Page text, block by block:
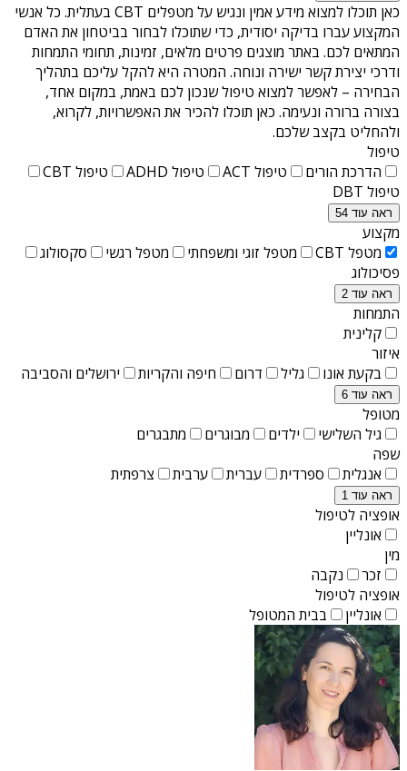
כאן תוכלו למצוא מידע אמין ונגיש על מטפלים CBT בעתלית
. כל אנשי
המקצוע עברו בדיקה יסודית, כדי שתוכלו לבחור בביטחון את האדם
המתאים לכם. באתר מוצגים פרטים מלאים, זמינות, תחומי התמחות
ודרכי יצירת קשר ישירה ונוחה. המטרה היא להקל עליכם בתהליך
הבחירה – לאפשר למצוא טיפול שנכון לכם באמת, במקום אחד,
בצורה ברורה ונעימה. כאן תוכלו להכיר את האפשרויות, לקרוא,
ולהחליט בקצב שלכם.
טיפול
הדרכת הורים
טיפול ACT טיפול ADHD
טיפול CBT
טיפול DBT
ראה עוד 54
מקצוע
מטפל CBT
מטפל זוגי ומשפחתי מטפל רגשי
סקסולוג
פסיכולוג
ראה עוד 2
התמחות
קלינית
איזור
בקעת אונו
גליל דרום חיפה והקריות ירושלים והסביבה
ראה עוד 6
מטופל
גיל השלישי
ילדים מבוגרים
מתבגרים
שפה
אנגלית
ספרדית עברית ערבית צרפתית
ראה עוד 1
אופציה לטיפול
אונליין
מין
זכר
נקבה
אופציה לטיפול
אונליין
בבית המטופל